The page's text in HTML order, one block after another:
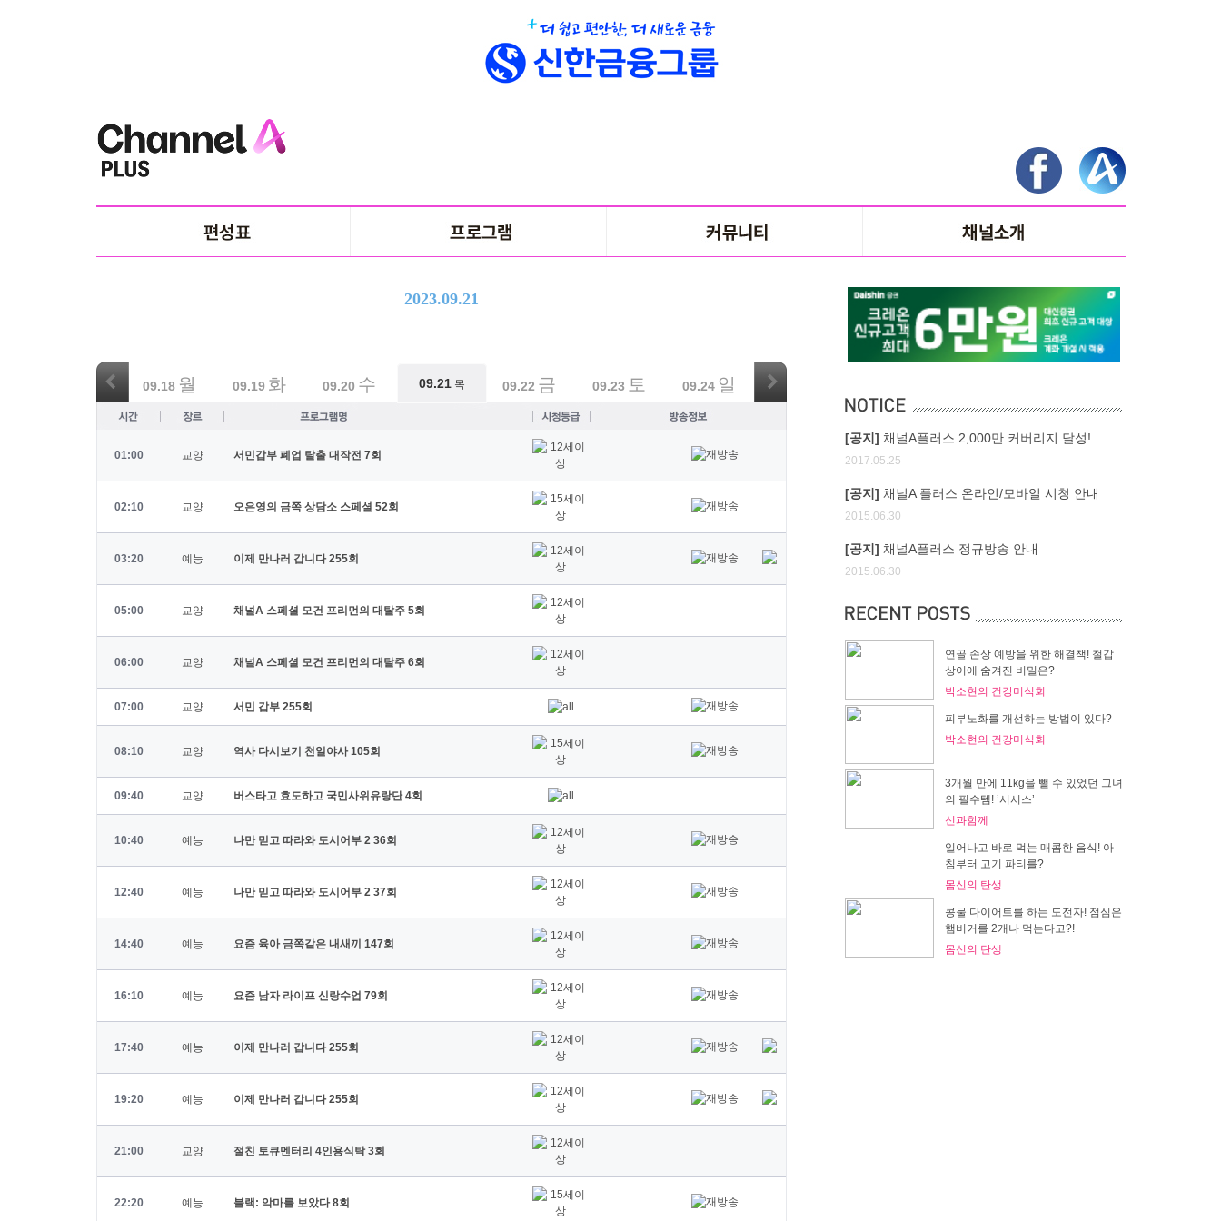
2023.09.21
09.21 목
09.18 월 09.19 화 09.20 수 09.21목 09.22 금 09.23 토 09.24 일
01:00 교양 서민갑부 폐업 탈출 대작전 7회
02:10 교양 오은영의 금쪽 상담소 스페셜 52회
03:20 예능 이제 만나러 갑니다255회
05:00 교양 채널A 스페셜 모건 프리먼의 대탈주5회
06:00 교양 채널A 스페셜 모건 프리먼의 대탈주6회
07:00 교양 서민 갑부255회
08:10 교양 역사 다시보기 천일야사105회
09:40 교양 버스타고 효도하고 국민사위유랑단4회
10:40 예능 나만 믿고 따라와 도시어부 236회
12:40 예능 나만 믿고 따라와 도시어부 237회
14:40 예능 요즘 육아 금쪽같은 내새끼 147회
16:10 예능 요즘 남자 라이프 신랑수업 79회
17:40 예능 이제 만나러 갑니다255회
19:20 예능 이제 만나러 갑니다255회
21:00 교양 절친 토큐멘터리 4인용식탁3회
22:20 예능 블랙: 악마를 보았다8회
[공지] 채널A플러스 2,000만 커버리지 달성!
2017.05.25
[공지] 채널A 플러스 온라인/모바일 시청 안내
2015.06.30
[공지] 채널A플러스 정규방송 안내
2015.06.30
연골 손상 예방을 위한 해결책! 철갑
상어에 숨겨진 비밀은?
박소현의 건강미식회
피부노화를 개선하는 방법이 있다?
박소현의 건강미식회
3개월 만에 11kg을 뺄 수 있었던 그녀
의 필수템! ’시서스’
신과함께
일어나고 바로 먹는 매콤한 음식! 아
침부터 고기 파티를?
몸신의 탄생
콩물 다이어트를 하는 도전자! 점심은
햄버거를 2개나 먹는다고?!
몸신의 탄생